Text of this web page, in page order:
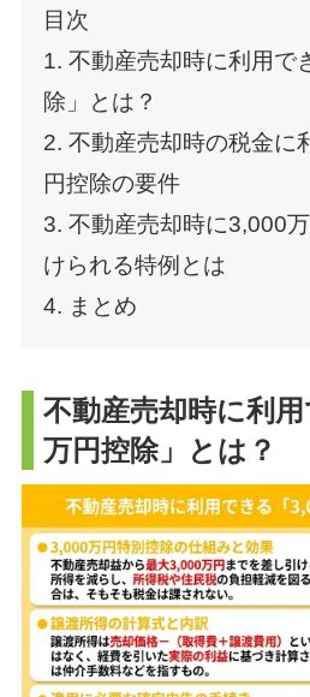
目次
1. 不動産売却時に利用で
除」とは？
2. 不動産売却時の税金に
円控除の要件
3. 不動産売却時に3,000
けられる特例とは
4. まとめ
不動産売却時に利
万円控除」とは？